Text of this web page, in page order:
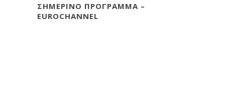
ΣΗΜΕΡΙΝΟ ΠΡΟΓΡΑΜΜΑ –
EUROCHANNEL